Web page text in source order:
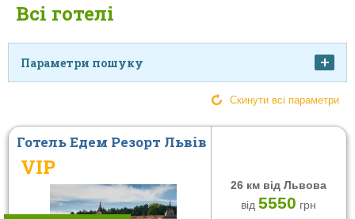
Всі готелі
Готель Едем Резорт Львів
VIP
26 км від Львова
від5550 грн
Параметри пошуку
від
Тип закладу
Харчування
Скинути всі параметри